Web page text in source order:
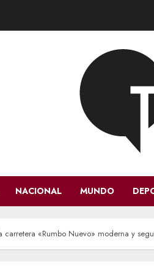
NACIONAL MUNDO
carretera «Rumbo Nuevo» moderna y